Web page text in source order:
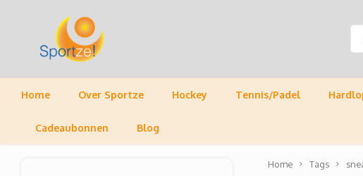
Home Over Sportze Hockey Tennis/Padel
Cadeaubonnen Blog
Home Tags